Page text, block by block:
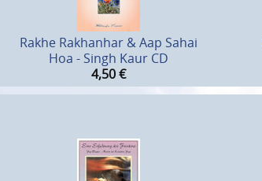
Rakhe Rakhanhar & Aap Sahai
Hoa - Singh Kaur CD
4,50€